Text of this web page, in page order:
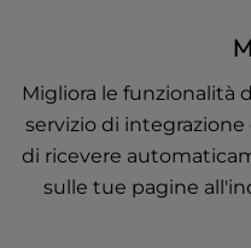
Migliora le funzionalità
servizio di
di ricevere
sulle tue pagine